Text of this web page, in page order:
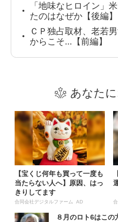
「地味なヒロイン」
たのはなぜか【後編】
ＣＰ独占取材、老若
からこそ…【前編】
あなた
【宝くじ何年も買って一度も
当たらない人へ】原因、はっ
きりしてます
合同会社デジタルファーム AD
８月のロト6はこ